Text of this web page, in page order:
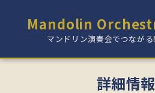
Mandolin
マンドリン演奏会でつなが
詳細情報